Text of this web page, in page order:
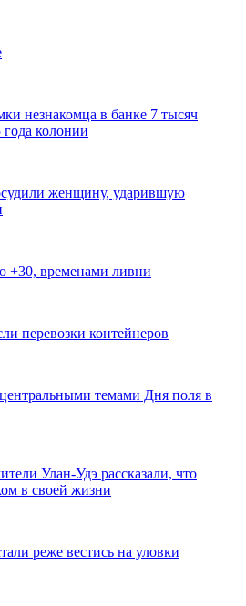
незнакомца в банке 7 тысяч
года колонии
женщину, ударившую
+30, временами ливни
перевозки контейнеров
темами Дня поля в
Улан-Удэ рассказали, что
в своей жизни
реже вестись на уловки